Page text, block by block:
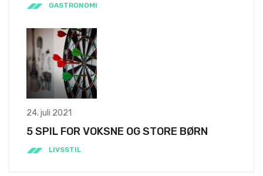
GASTRONOMI
24. juli 2021
5 SPIL FOR VOKSNE OG STORE BØRN
LIVSSTIL